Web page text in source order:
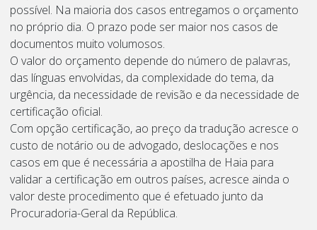
possível. Na maioria dos casos entregamos o orçamento
no próprio dia. O prazo pode ser maior nos casos de
documentos muito volumosos.
O valor do orçamento depende do número de palavras,
das línguas envolvidas, da complexidade do tema, da
urgência, da necessidade de revisão e da necessidade de
certificação oficial.
Com opção certificação, ao preço da tradução acresce o
custo de notário ou de advogado, deslocações e nos
casos em que é necessária a apostilha de Haia para
validar a certificação em outros países, acresce ainda o
valor deste procedimento que é efetuado junto da
Procuradoria-Geral da República.